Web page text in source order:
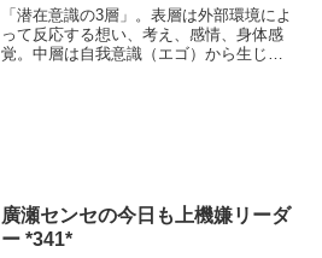
「潜在意識の3層」。表層は外部環境によ
って反応する想い、考え、感情、身体感
覚。中層は自我意識（エゴ）から生じる
廣瀬センセの今日も上機嫌リーダ
ー *341*